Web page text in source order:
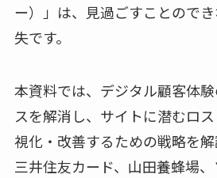
ー）」は、見過ごすことので
失です。
本資料では、デジタル顧客体
スを解消し、サイトに潜むロ
視化・改善するための戦略を解
三井住友カード、山田養蜂場